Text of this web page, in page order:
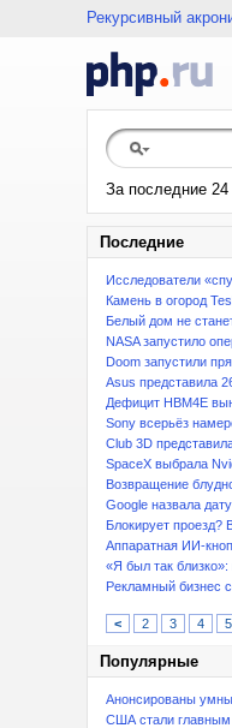
Рекурсивный
За последние
Последние
Исследователи
Камень в огород
Белый дом не
NASA запустило
Doom запустили
Asus представила
Дефицит HBM4E
Sony всерьёз
Club 3D
SpaceX выбрала
Возвращение
Google назвала
Блокирует проезд?
Аппаратная ИИ-
«Я был так близко»:
Рекламный бизнес
< 2 3 4 5
Популярные
Анонсированы
США стали главным